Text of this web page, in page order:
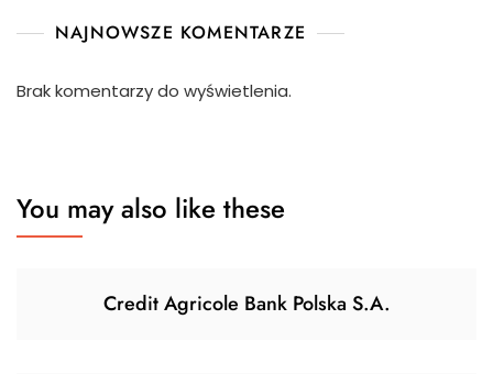
NAJNOWSZE KOMENTARZE
Brak komentarzy do wyświetlenia.
You may also like these
Credit Agricole Bank Polska S.A.